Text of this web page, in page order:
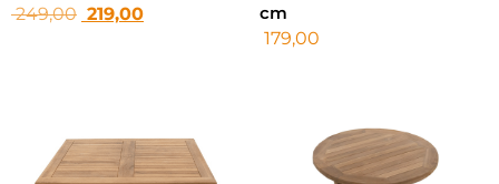
249,00 219,00
cm
179,00